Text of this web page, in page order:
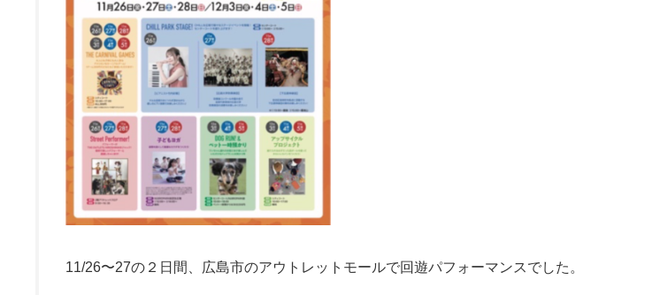
11/26〜27の２日間、広島市のアウトレットモールで回遊パフォーマンスでした。